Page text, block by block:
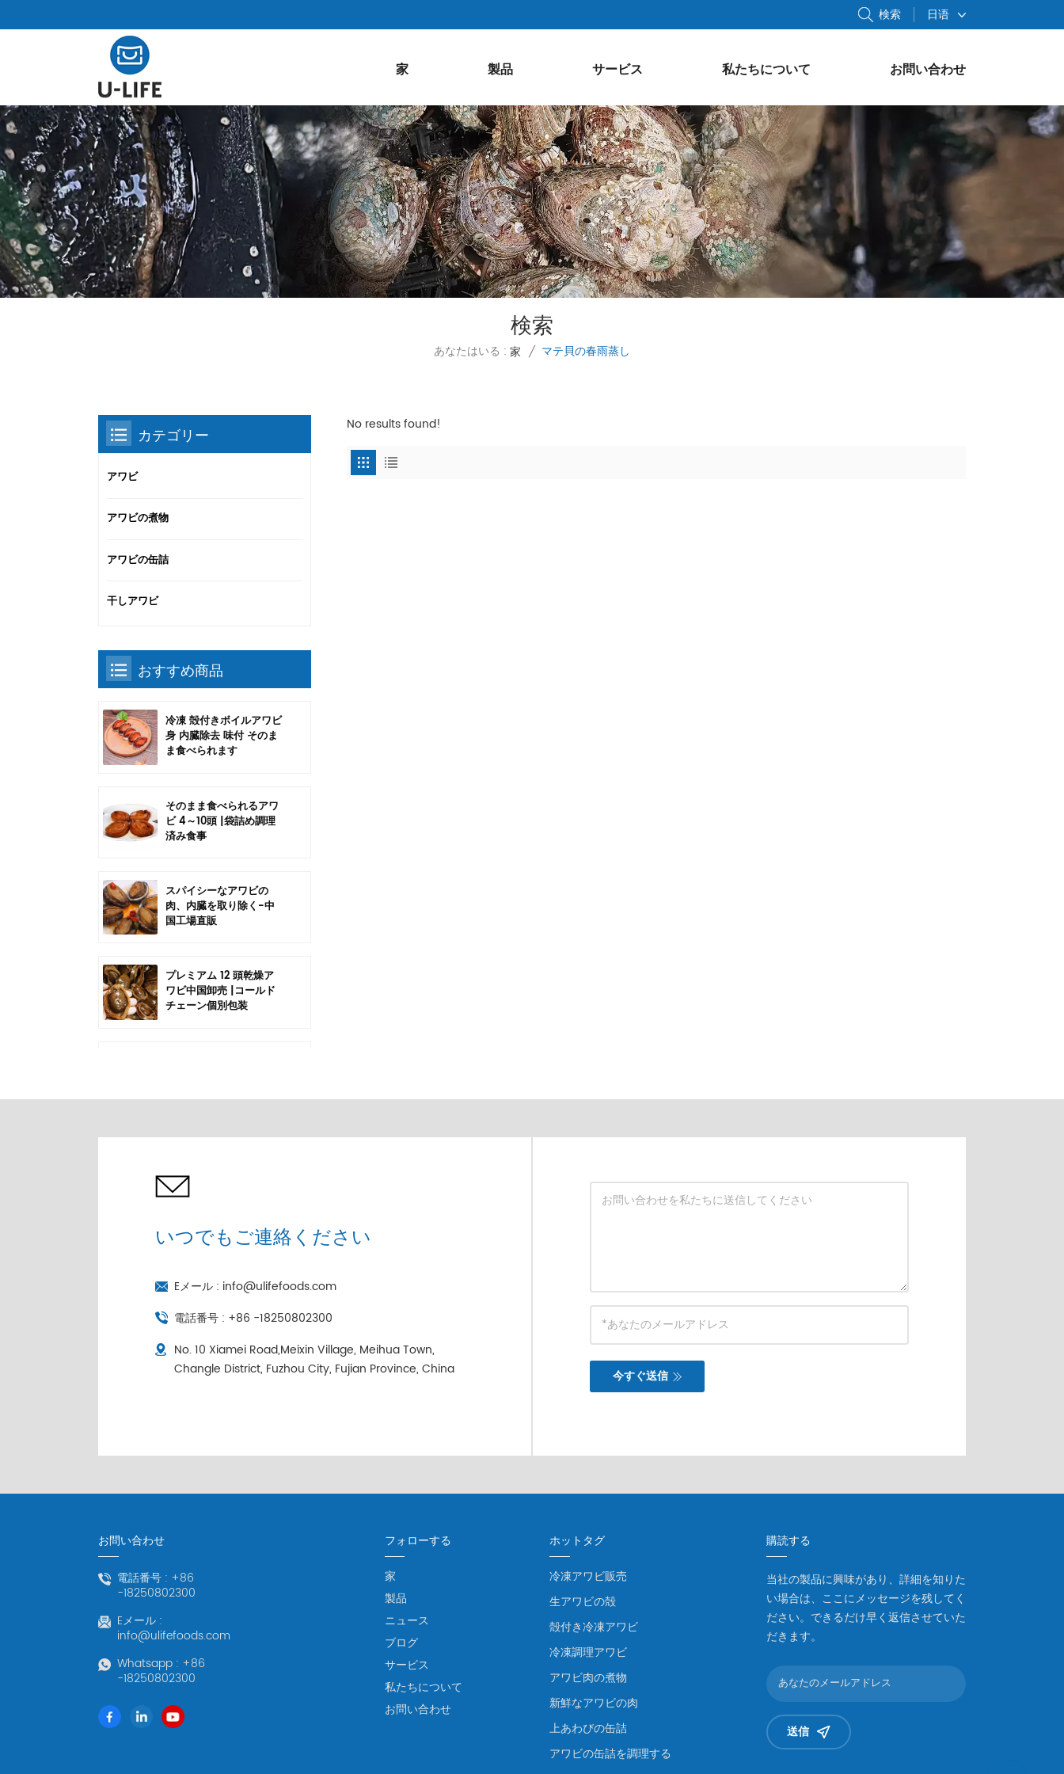
日语
検索
家 製品 サービス 私たちについて お問い合わせ
検索
あなたはいる : 家 / マテ貝の春雨蒸し
No results found!
カテゴリー
アワビ
アワビの煮物
アワビの缶詰
干しアワビ
おすすめ商品
冷凍 殻付きボイルアワビ
身 内臓除去 味付 そのま
ま食べられます
そのまま食べられるアワ
ビ 4～10頭 |袋詰め調理
済み食事
スパイシーなアワビの
肉、内臓を取り除く-中
国工場直販
プレミアム 12 頭乾燥ア
ワビ中国卸売 |コールド
チェーン個別包装
いつでもご連絡ください
Eメール : info@ulifefoods.com
電話番号 : +86 -18250802300
No. 10 Xiamei Road,Meixin Village, Meihua Town,
Changle District, Fuzhou City, Fujian Province, China
今すぐ送信
お問い合わせ
電話番号 : +86
-18250802300
Eメール :
info@ulifefoods.com
Whatsapp : +86
-18250802300
フォローする
家
製品
ニュース
ブログ
サービス
私たちについて
お問い合わせ
ホットタグ
冷凍アワビ販売
生アワビの殻
殻付き冷凍アワビ
冷凍調理アワビ
アワビ肉の煮物
新鮮なアワビの肉
上あわびの缶詰
アワビの缶詰を調理する
購読する
当社の製品に興味があり、詳細を知りた
い場合は、ここにメッセージを残してく
ださい。できるだけ早く返信させていた
だきます。
送信